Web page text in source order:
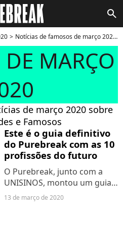
search
Notícias de famosos de março 2020
MARÇO
de março 2020 sobre
e Famosos
Este é o guia definitivo
do Purebreak com as 10
profissões do futuro
O Purebreak, junto com a
UNISINOS, montou um guia
das profissões que estão em
alta no momento no Brasil e
13 de março de 2020